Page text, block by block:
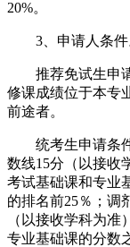
20%。
3、申请人条件
推荐免试生申请
修课成绩位于本专
前途者。
统考生申请条件
数线15分（以接收
考试基础课和专业
的排名前25％；调
（以接收学科为准
专业基础课的分数